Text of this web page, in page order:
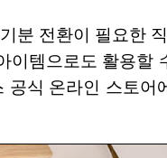
분 전환이 필요한
템으로도 활용할
식 온라인 스토어